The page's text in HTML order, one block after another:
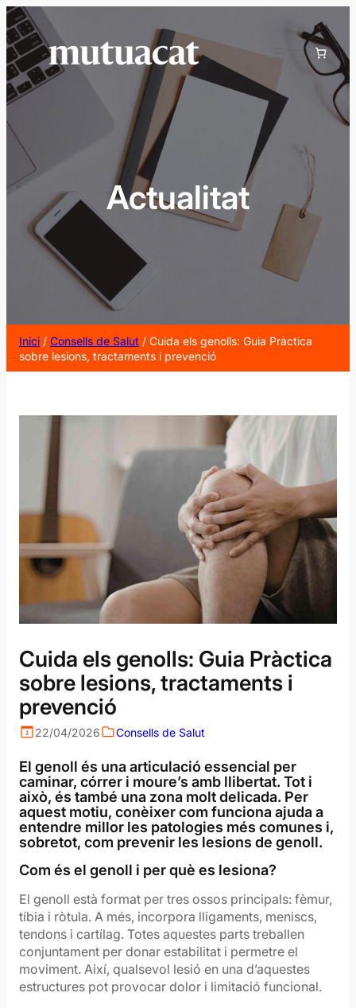
Vés
al
contingut
Actualitat
Inici / Consells de Salut / Cuida els genolls: Guia Pràctica
sobre lesions, tractaments i prevenció
Cuida els genolls: Guia Pràctica
sobre lesions, tractaments i
prevenció
22/04/2026 Consells de Salut
El genoll és una articulació essencial per
caminar, córrer i moure’s amb llibertat. Tot i
això, és també una zona molt delicada. Per
aquest motiu, conèixer com funciona ajuda a
entendre millor les patologies més comunes i,
sobretot, com prevenir les lesions de genoll.
Com és el genoll i per què es lesiona?
El genoll està format per tres ossos principals: fèmur,
tíbia i ròtula. A més, incorpora lligaments, meniscs,
tendons i cartílag. Totes aquestes parts treballen
conjuntament per donar estabilitat i permetre el
moviment. Així, qualsevol lesió en una d’aquestes
estructures pot provocar dolor i limitació funcional.